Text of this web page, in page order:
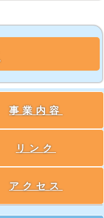
事業内容
リンク
アクセス